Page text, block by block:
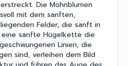
Die Mohnblumen
mit dem sanften,
Felder, die sanft in
sanfte Hügelkette die
Linien, die
sind, verleihen dem Bild